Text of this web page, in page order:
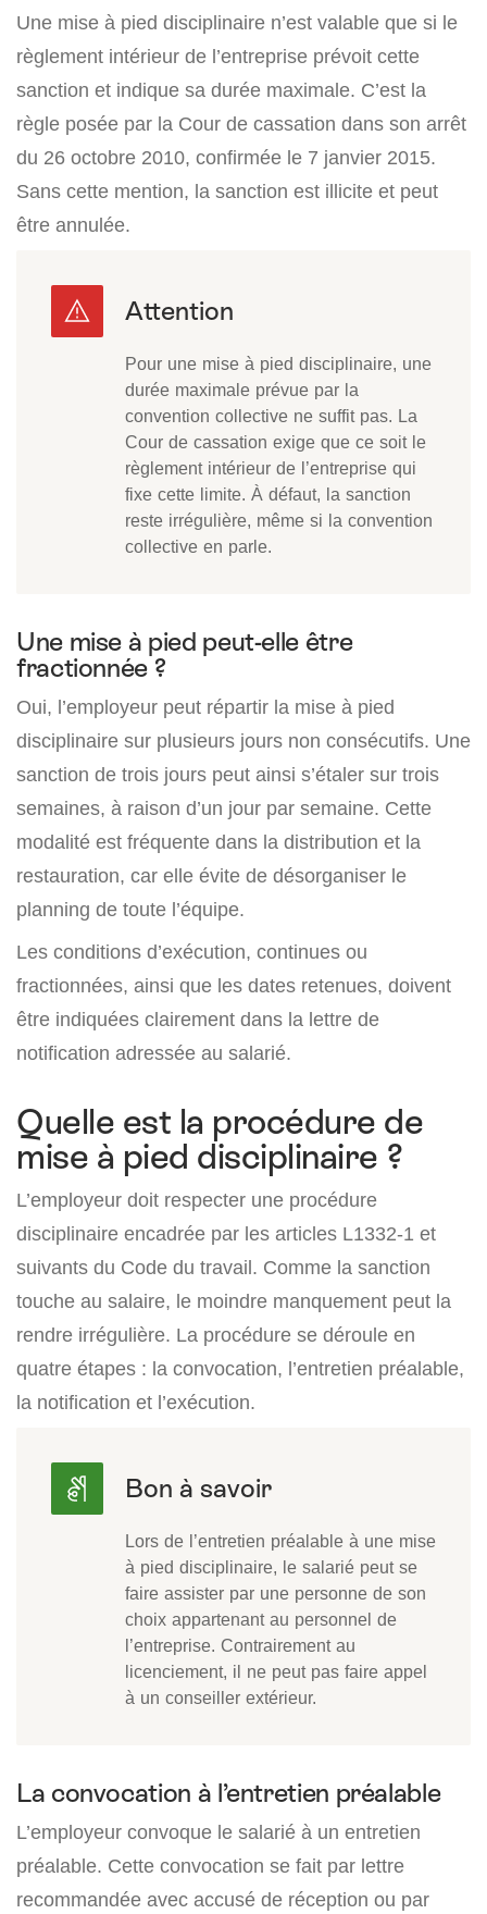
Une mise à pied disciplinaire n’est valable que si le
règlement intérieur de l’entreprise prévoit cette
sanction et indique sa durée maximale. C’est la
règle posée par la Cour de cassation dans son arrêt
du 26 octobre 2010, confirmée le 7 janvier 2015.
Sans cette mention, la sanction est illicite et peut
être annulée.
Pour une mise à pied disciplinaire, une
durée maximale prévue par la
convention collective ne suffit pas. La
Cour de cassation exige que ce soit le
règlement intérieur de l’entreprise qui
fixe cette limite. À défaut, la sanction
reste irrégulière, même si la convention
collective en parle.
Une mise à pied peut-elle être
fractionnée ?
Oui, l’employeur peut répartir la mise à pied
disciplinaire sur plusieurs jours non consécutifs. Une
sanction de trois jours peut ainsi s’étaler sur trois
semaines, à raison d’un jour par semaine. Cette
modalité est fréquente dans la distribution et la
restauration, car elle évite de désorganiser le
planning de toute l’équipe.
Les conditions d’exécution, continues ou
fractionnées, ainsi que les dates retenues, doivent
être indiquées clairement dans la lettre de
notification adressée au salarié.
Quelle est la procédure de
mise à pied disciplinaire ?
L’employeur doit respecter une procédure
disciplinaire encadrée par les articles L1332-1 et
suivants du Code du travail. Comme la sanction
touche au salaire, le moindre manquement peut la
rendre irrégulière. La procédure se déroule en
quatre étapes : la convocation, l’entretien préalable,
la notification et l’exécution.
Lors de l’entretien préalable à une mise
à pied disciplinaire, le salarié peut se
faire assister par une personne de son
choix appartenant au personnel de
l’entreprise. Contrairement au
licenciement, il ne peut pas faire appel
à un conseiller extérieur.
La convocation à l’entretien préalable
L’employeur convoque le salarié à un entretien
préalable. Cette convocation se fait par lettre
recommandée avec accusé de réception ou par